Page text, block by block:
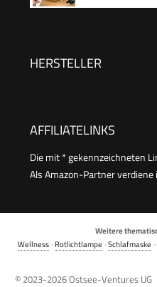
Flimmer- und UV-freie
Timer, LED Simulation
HERSTELLER
AFFILIATELINKS
Die mit * gekennzeichneten
Als Amazon-Partner
Weitere
Wellness·Rotlichtlampe ·Schlafmaske ·
© 2023-2026Ostsee-Ventures UG